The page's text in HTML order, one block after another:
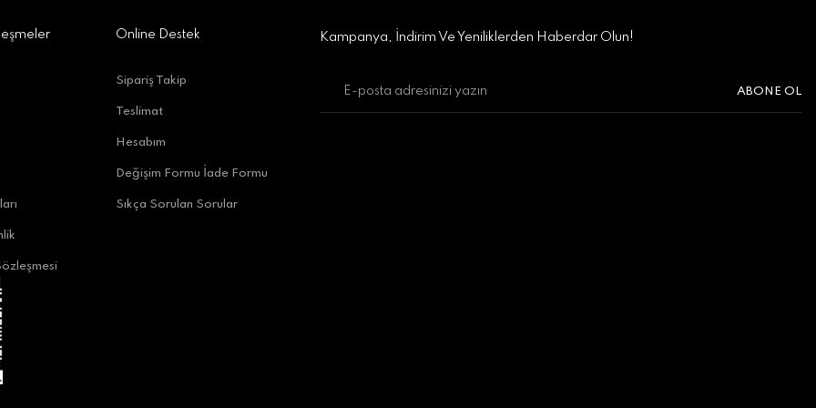
Online Destek
Sipariş Takip
Teslimat
Hesabım
Değişim Formu İade Formu
Sıkça Sorulan Sorular
Kampanya, İndirim Ve Yeniliklerden Haberdar Olun!
ABONE OL